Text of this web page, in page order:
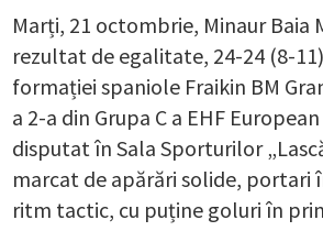
Marți, 21 octombrie, Minaur Baia
rezultat de egalitate, 24-24 (8-
formației spaniole Fraikin BM
a 2-a din Grupa C a EHF
disputat în Sala Sporturilor
marcat de apărări solide, portari
ritm tactic, cu puține goluri în